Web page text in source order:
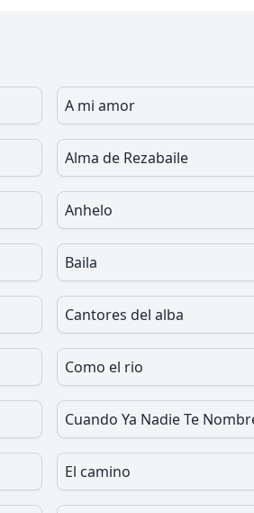
A mi amor
Alma de Rezabaile
Anhelo
Baila
Cantores del alba
Como el rio
Cuando Ya Nadie Te
El camino